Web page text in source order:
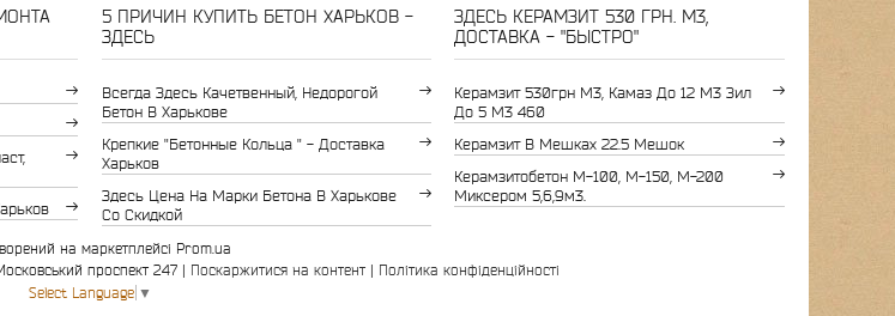
5 ПРИЧИН КУПИТЬ БЕТОН ХАРЬКОВ -
ЗДЕСЬ
Всегда Здесь Качетвенный, Недорогой
Бетон В Харькове
Крепкие "бетонные Кольца " - Доставка
Харьков
Здесь Цена На Марки Бетона В Харькове
Со Скидкой
ЗДЕСЬ КЕРАМЗИТ 530 ГРН. М3,
ДОСТАВКА - "БЫСТРО"
Керамзит 530грн М3, Камаз До 12 М3 Зил
До 5 М3 460
Керамзит В Мешках 22.5 Мешок
Керамзитобетон М-100, М-150, М-200
Миксером 5,6,9м3.
на маркетплейсі Prom.ua
Інвестор-буд Харків, вул. Біологічна 24, Переможців 8, Московський проспект 247 | Поскаржитися на контент | Політика конфіденційності
Select Language ▼